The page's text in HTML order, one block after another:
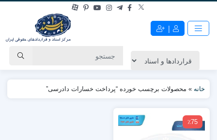
|
خانه » محصولات برچسب خورده “پرداخت خسارات دادرسی”
٪75